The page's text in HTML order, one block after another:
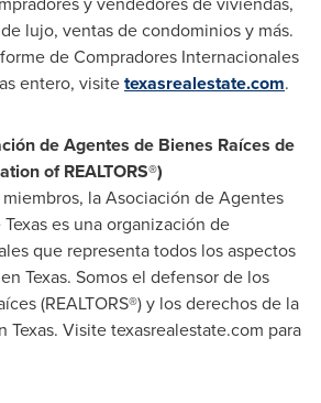
lujo, ventas de condominios y más.
de Compradores Internacionales
entero, visitetexasrealestate.com.
de Agentes de Bienes Raíces de
of REALTORS®)
la Asociación de Agentes
Texases una organización de
que representa todos los aspectos
Texas. Somos el defensor de los
(REALTORS®) y los derechos de la
Texas. Visite texasrealestate.com para